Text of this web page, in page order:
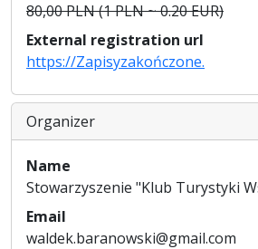
80,00 PLN (1 PLN ~ 0.20 EUR)
External registration url
https://Zapisyzakończone.
Organizer
Name
Stowarzyszenie "Klub Turystyki
Email
waldek.baranowski@gmail.com